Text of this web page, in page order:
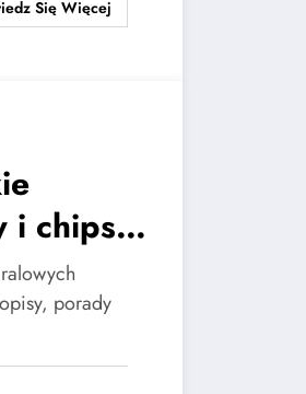
Się Więcej
i chipsy
porady